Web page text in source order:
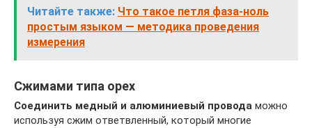
Читайте также: Что такое петля фаза-ноль
простым языком — методика проведения
измерения
Сжимами типа орех
Соединить медный и алюминиевый провода можно
используя сжим ответвленный, который многие